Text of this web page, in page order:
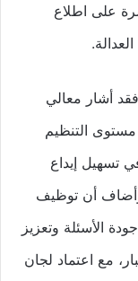
على اطلاع
أشار معالي
التنظيم
تسهيل إيداع
أن توظيف
الأسئلة وتعزيز
مع اعتماد لجان